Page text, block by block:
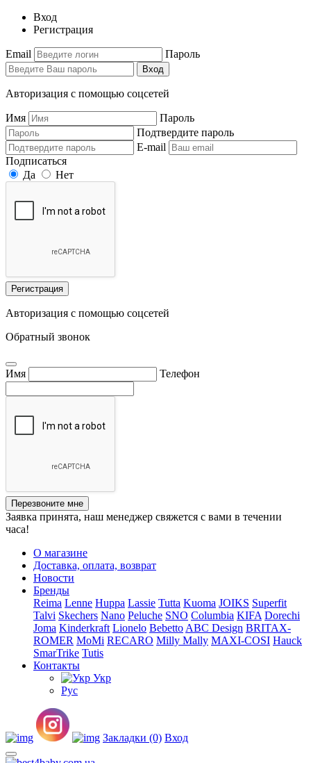
Вход
Регистрация
Email Пароль
Вход
Авторизация с помощью соцсетей
Имя
Пароль
Подтвердите пароль
E-mail
Подписаться
Да
Нет
Регистрация
Авторизация с помощью соцсетей
Обратный звонок
Имя Телефон
Перезвоните мне
Заявка принята, наш менеджер свяжется с вами в течении
часа!
О магазине
Доставка, оплата, возврат
Новости
Бренды
Reima Lenne Huppa Lassie Tutta Kuoma JOIKS Superfit
Talvi Skechers Nano Peluche SNO Columbia KIFA Dorechi
Joma Kinderkraft Lionelo Bebetto ABC Design BRITAX-
ROMER MoMi RECARO Milly Mally MAXI-COSI Hauck
SmarTrike Tutis
Контакты
Укр
Рус
Закладки (0) Вход